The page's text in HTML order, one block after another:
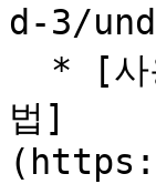
d-3/
법]